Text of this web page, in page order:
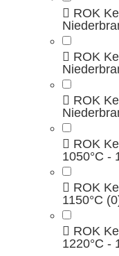
ROK
ROK
ROK
ROK
1050°C -
ROK
1150°C
ROK
1220°C -